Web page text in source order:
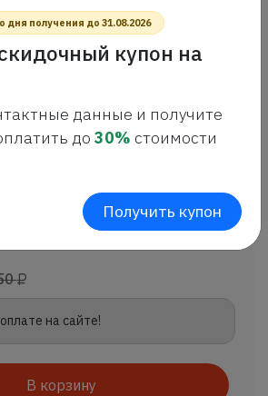
на сайте!
В корзину
дня получения до 31.08.2026
купон на
данные и получите
до 30% стоимости
Получить купон